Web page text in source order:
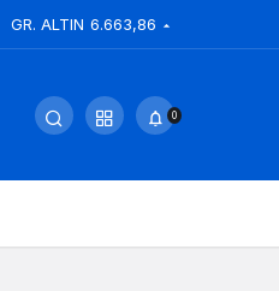
GR. ALTIN 6.663,86
0